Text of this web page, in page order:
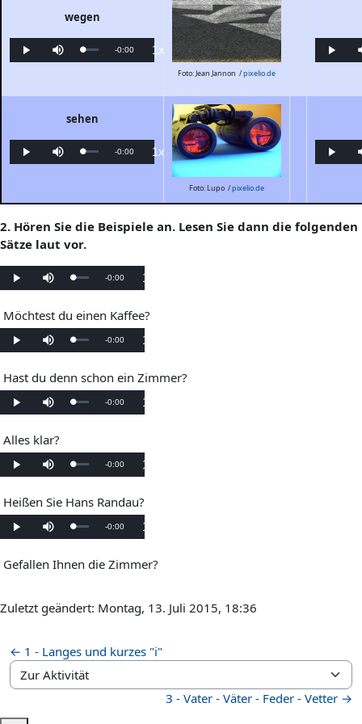
wegen
WiedergabeStumm
schalten
Geladen :
0%
Verbleibende
-0:00 1xWiedergabegeschwindigkeit
Foto: Jean Jannon /pixelio.de
sehen
WiedergabeStumm
schalten
Geladen :
0%
Verbleibende
-0:00 1xWiedergabegeschwindigkeit
Foto: Lupo /pixelio.de
2. Hören Sie die Beispiele an. Lesen Sie dann die folgenden
Sätze laut vor.
WiedergabeStumm
schalten
Geladen :
0%
Verbleibende
-0:00 1x
Möchtest du einen Kaffee?
WiedergabeStumm
schalten
Geladen :
0%
Verbleibende
-0:00 1x
Hast du denn schon ein Zimmer?
WiedergabeStumm
schalten
Geladen :
0%
Verbleibende
-0:00 1x
Alles klar?
WiedergabeStumm
schalten
Geladen :
0%
Verbleibende
-0:00 1x
Heißen Sie Hans Randau?
WiedergabeStumm
schalten
Geladen :
0%
Verbleibende
-0:00 1x
Gefallen Ihnen die Zimmer?
Zuletzt geändert: Montag, 13. Juli 2015, 18:36
← 1 - Langes und kurzes "i"
Zur Aktivität
3 - Vater - Väter - Feder - Vetter →